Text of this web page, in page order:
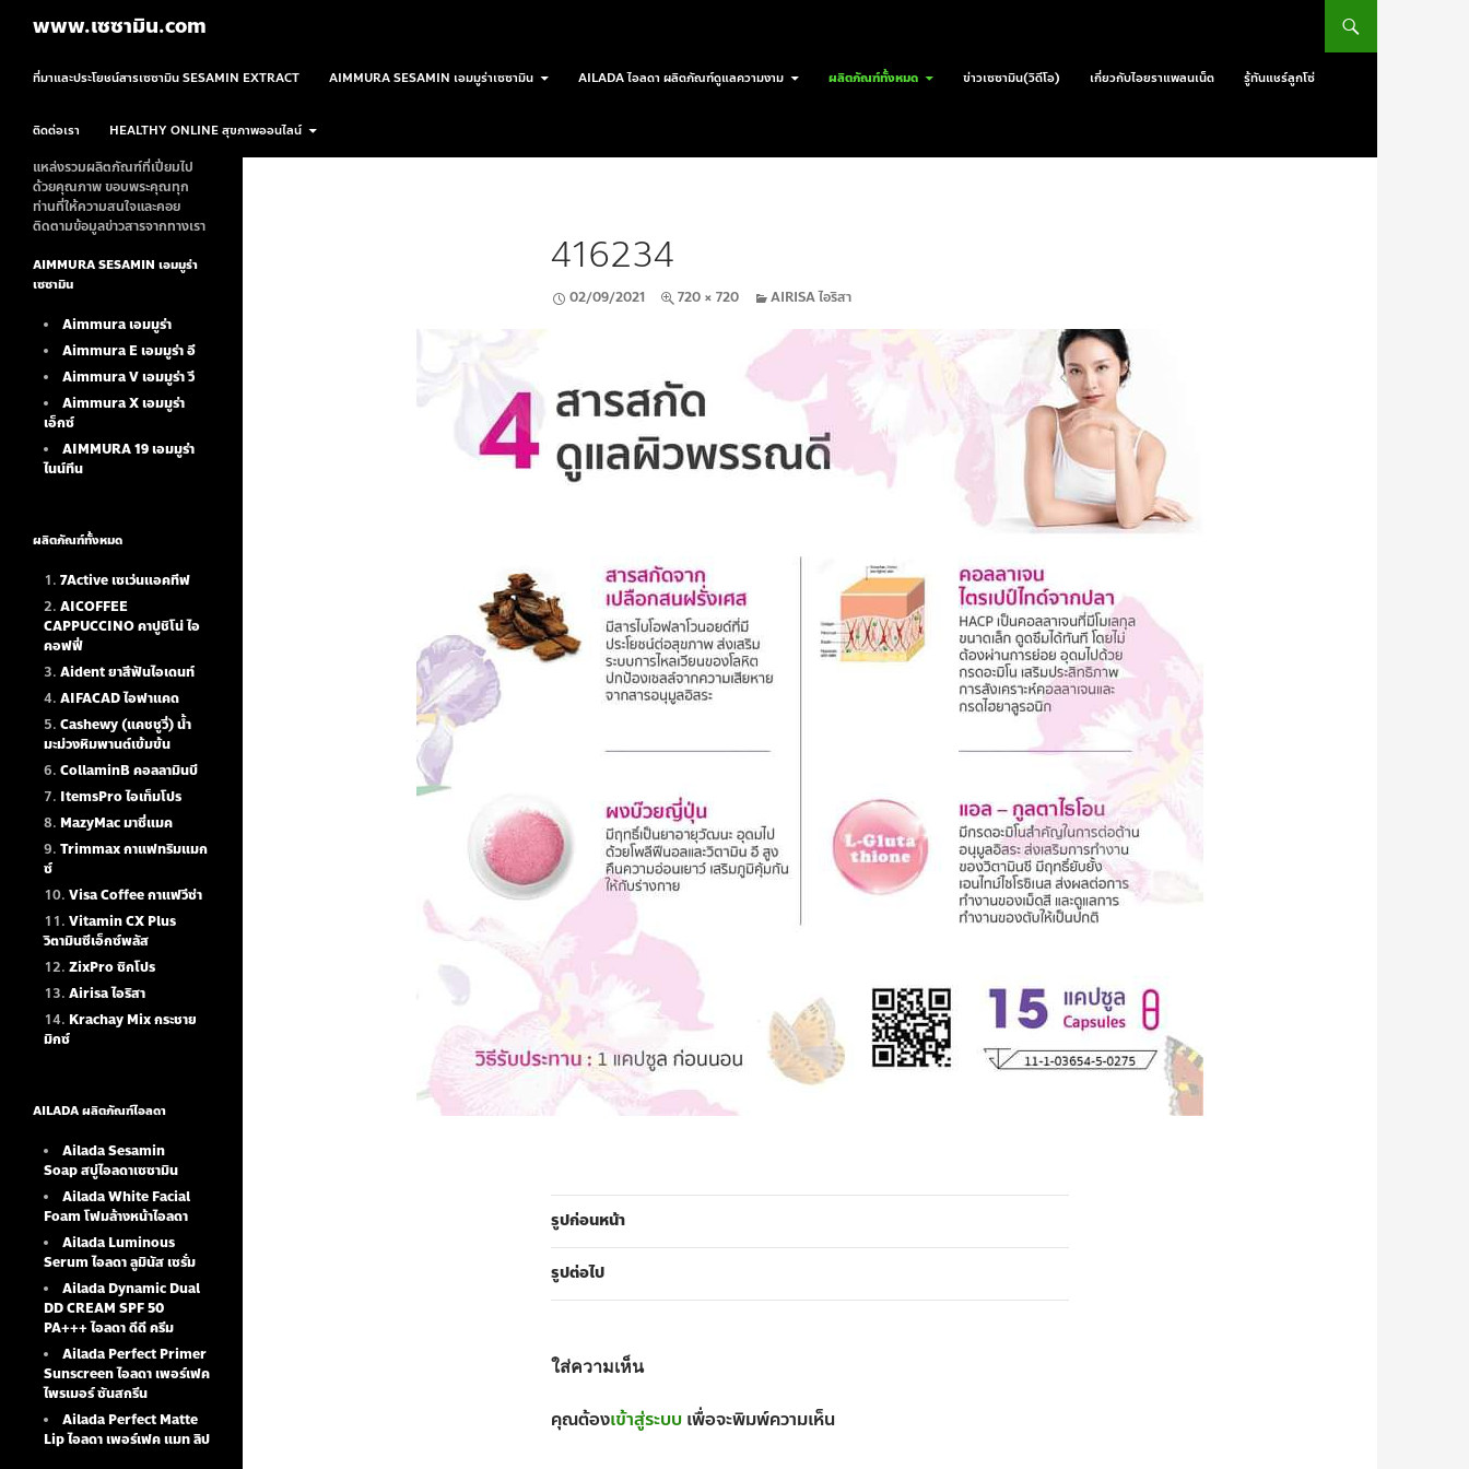
www.เซซามิน.com
ที่มาและประโยชน์สารเซซามิน SESAMIN EXTRACT
AIMMURA SESAMIN เอมมูร่าเซซามิน AILADA ไอลดา ผลิตภัณฑ์ดูแลความงาม ผลิตภัณฑ์ทั้งหมด ข่าวเซซามิน(วิดีโอ) เกี่ยวกับไอยราแพลนเน็ต รู้ทันแชร์ลูกโซ่
ติดต่อเรา HEALTHY ONLINE สุขภาพออนไลน์
416234
02/09/2021 720 × 720 AIRISA ไอริสา
รูปก่อนหน้า
รูปต่อไป
ใส่ความเห็น
คุณต้องเข้าสู่ระบบ เพื่อจะพิมพ์ความเห็น
แหล่งรวมผลิตภัณฑ์ที่เปี่ยมไป
ด้วยคุณภาพ ขอบพระคุณทุก
ท่านที่ให้ความสนใจและคอย
ติดตามข้อมูลข่าวสารจากทางเรา
AIMMURA SESAMIN เอมมูร่า
เซซามิน
Aimmura เอมมูร่า
Aimmura E เอมมูร่า อี
Aimmura V เอมมูร่า วี
Aimmura X เอมมูร่า
เอ็กซ์
AIMMURA 19เอมมูร่า
ไนน์ทีน
ผลิตภัณฑ์ทั้งหมด
7Active เซเว่นแอคทีฟ
AICOFFEE
CAPPUCCINO คาปูชิโน่ ไอ
คอฟฟี่
Aident ยาสีฟันไอเดนท์
AIFACAD ไอฟาแคด
Cashewy (แคชชูวี่) น้ำ
มะม่วงหิมพานต์เข้มข้น
CollaminB คอลลามินบี
ItemsPro ไอเท็มโปร
MazyMac มาซี่แมค
Trimmax กาแฟทริมแมก
ซ์
Visa Coffee กาแฟวีซ่า
Vitamin CX Plus
วิตามินซีเอ็กซ์พลัส
ZixPro ซิกโปร
Airisa ไอริสา
Krachay Mix กระชาย
มิกซ์
AILADA ผลิตภัณฑ์ไอลดา
Ailada Sesamin
Soapสบู่ไอลดาเซซามิน
Ailada White Facial
Foamโฟมล้างหน้าไอลดา
Ailada Luminous
Serumไอลดา ลูมินัส เซรั่ม
Ailada Dynamic Dual
DD CREAM SPF 50
PA+++ ไอลดา ดีดี ครีม
Ailada Perfect Primer
Sunscreen ไอลดา เพอร์เฟค
ไพรเมอร์ ซันสกรีน
Ailada Perfect Matte
Lip ไอลดา เพอร์เฟค แมท ลิป